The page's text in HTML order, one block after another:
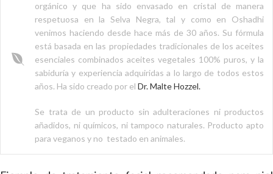
orgánico y que ha sido envasado en cristal de manera
respetuosa en la Selva Negra, tal y como en Oshadhi
venimos haciendo desde hace más de 30 años. Su fórmula
está basada en las propiedades tradicionales de los aceites
esenciales combinados aceites vegetales 100% puros, y la
sabiduría y experiencia adquiridas a lo largo de todos estos
años. Ha sido creado por el Dr. Malte Hozzel.
Se trata de un producto sin adulteraciones ni productos
añadidos, ni químicos, ni tampoco naturales. Producto apto
para veganos y no testado en animales.